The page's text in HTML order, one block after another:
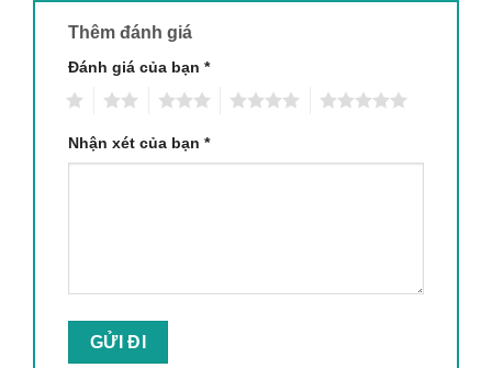
Thêm đánh giá
Đánh giá của bạn *
Nhận xét của bạn *